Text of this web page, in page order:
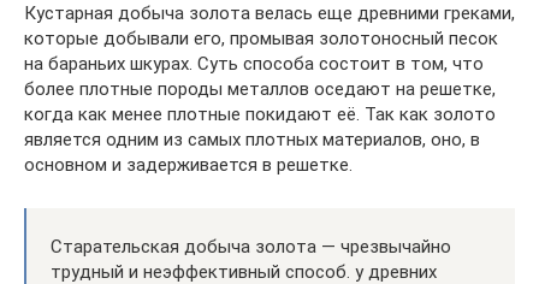
Кустарная добыча золота велась еще древними греками,
которые добывали его, промывая золотоносный песок
на бараньих шкурах. Суть способа состоит в том, что
более плотные породы металлов оседают на решетке,
когда как менее плотные покидают её. Так как золото
является одним из самых плотных материалов, оно, в
основном и задерживается в решетке.
Старательская добыча золота — чрезвычайно
трудный и неэффективный способ. у древних